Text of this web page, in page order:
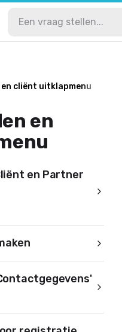
cliënt uitklapmenu
en
en Partner